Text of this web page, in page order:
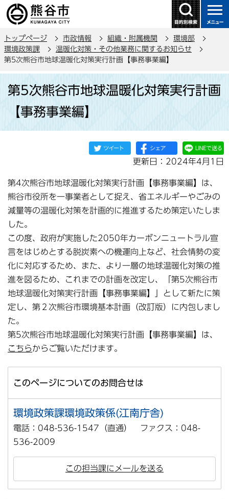
の
ー
ジ
トップページ 市政情報 組織・附属機関
環境部
環境政策課
温暖化対策・その他業務に関するお知らせ
第5次熊谷市地球温暖化対策実行計画【事務事業編】
か
第5次熊谷市地球温暖化対策実行計画
【事務事業編】
更新日：2024年4月1日
第4次熊谷市地球温暖化対策実行計画【事務事業編】は、
熊谷市役所を一事業者として捉え、省エネルギーやごみの
減量等の温暖化対策を計画的に推進するため策定いたしま
した。
この度、政府が実施した2050年カーボンニュートラル宣
言をはじめとする脱炭素への機運向上など、社会情勢の変
化に対応するため、また、より一層の地球温暖化対策の推
進を図るため、これまでの計画を改定し、「第5次熊谷市
地球温暖化対策実行計画【事務事業編】」として新たに策
定し、第２次熊谷市環境基本計画（改訂版）に内包しまし
た。
第5次熊谷市地球温暖化対策実行計画【事務事業編】は、
こちらからご覧いただけます。
このページについてのお問合せは
環境政策課環境政策係(江南庁舎)
電話：048-536-1547（直通） ファクス：048-
536-2009
この担当課にメールを送る